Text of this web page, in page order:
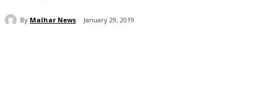
By Malhar News January 29, 2019